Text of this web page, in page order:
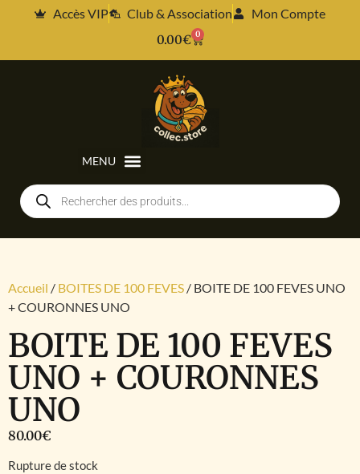
Accès VIP Club & Association
Mon Compte
0.00€ 0
Accueil / BOITES DE 100 FEVES / BOITE DE 100 FEVES UNO
+ COURONNES UNO
BOITE DE 100 FEVES
UNO + COURONNES
UNO
80.00€
Rupture de stock